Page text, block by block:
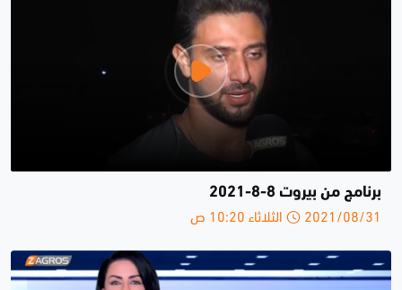
برنامج من بيروت 8-8-2021
2021/08/31 الثلاثاء 10:20 ص